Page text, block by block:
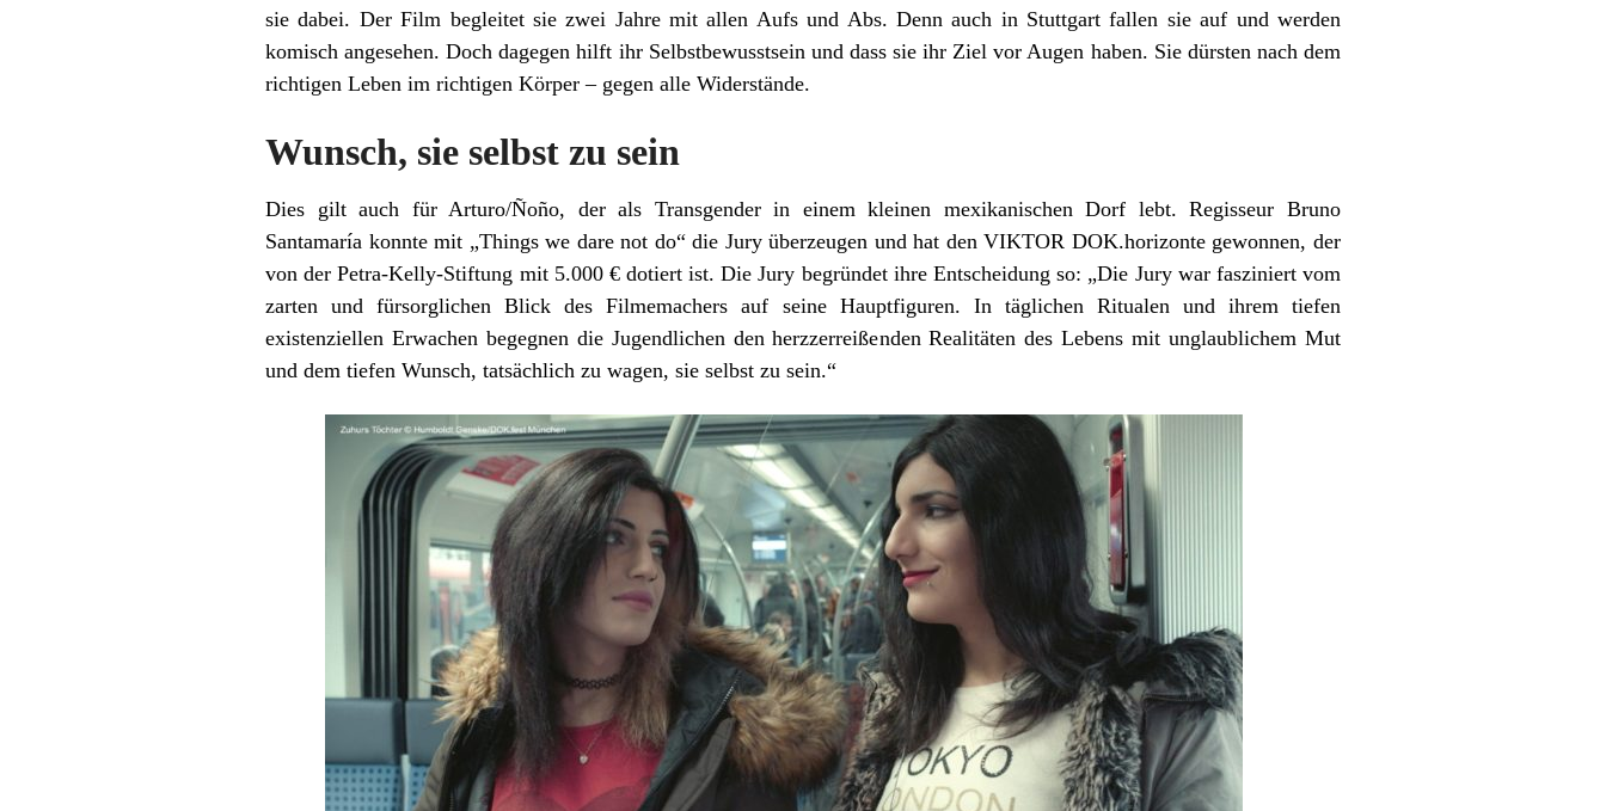
sie dabei. Der Film begleitet sie zwei Jahre mit allen Aufs und Abs. Denn auch in Stuttgart fallen sie auf und werden
komisch angesehen. Doch dagegen hilft ihr Selbstbewusstsein und dass sie ihr Ziel vor Augen haben. Sie dürsten nach dem
richtigen Leben im richtigen Körper – gegen alle Widerstände.
Wunsch, sie selbst zu sein
Dies gilt auch für Arturo/Ñoño, der als Transgender in einem kleinen mexikanischen Dorf lebt. Regisseur Bruno
Santamaría konnte mit „Things we dare not do“ die Jury überzeugen und hat den VIKTOR DOK.horizonte gewonnen, der
von der Petra-Kelly-Stiftung mit 5.000 € dotiert ist. Die Jury begründet ihre Entscheidung so: „Die Jury war fasziniert vom
zarten und fürsorglichen Blick des Filmemachers auf seine Hauptfiguren. In täglichen Ritualen und ihrem tiefen
existenziellen Erwachen begegnen die Jugendlichen den herzzerreißenden Realitäten des Lebens mit unglaublichem Mut
und dem tiefen Wunsch, tatsächlich zu wagen, sie selbst zu sein.“